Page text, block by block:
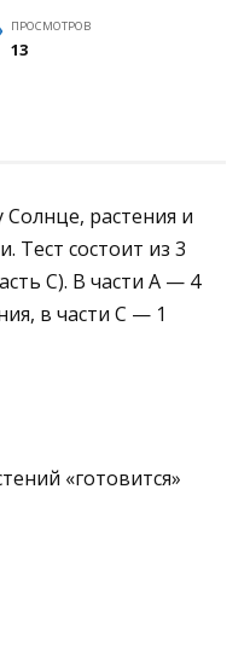
ПРОСМОТРОВ
13
растения и
Тест состоит из 3
С). В части А — 4
в части С — 1
«готовится»